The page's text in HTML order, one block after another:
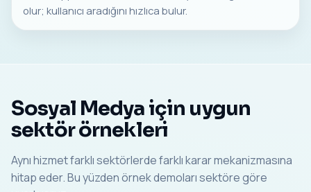
olur; kullanıcı aradığını hızlıca bulur.
Sosyal Medya için uygun
sektör örnekleri
Aynı hizmet farklı sektörlerde farklı karar mekanizmasına
hitap eder. Bu yüzden örnek demoları sektöre göre